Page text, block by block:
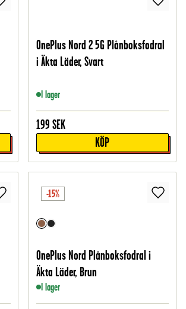
OnePlus Nord 2 5G Plånboksfodral
i Äkta Läder, Svart
I lager
199 SEK
KÖP
-15%
OnePlus Nord Plånboksfodral i
Äkta Läder, Brun
I lager